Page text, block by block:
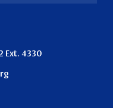
Ext. 4330